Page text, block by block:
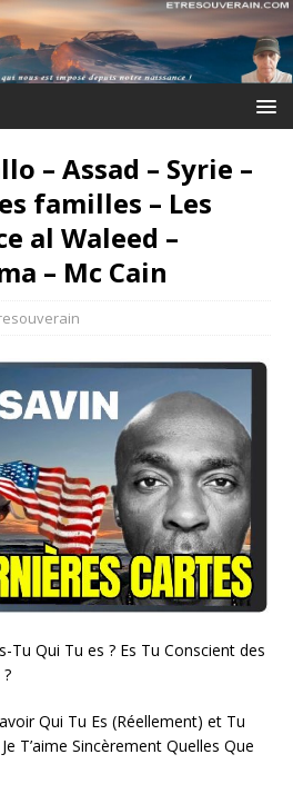
– Assad – Syrie –
familles – Les
al Waleed –
– Mc Cain
Qui Tu es ? Es Tu Conscient des
Qui Tu Es (Réellement) et Tu
T’aime Sincèrement Quelles Que